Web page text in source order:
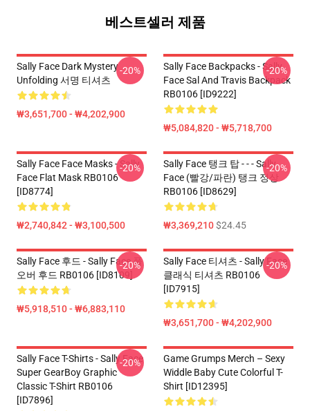
베스트셀러 제품
Sally Face Dark Mystery
Unfolding 서명 티셔츠
₩3,651,700 - ₩4,202,900
-20%
Sally Face Backpacks - Sally
Face Sal And Travis Backpack
RB0106 [ID9222]
₩5,084,820 - ₩5,718,700
-20%
Sally Face Face Masks - Sally
Face Flat Mask RB0106
[ID8774]
₩2,740,842 - ₩3,100,500
-20%
Sally Face 탱크 탑 - - - Sally
Face (빨강/파란) 탱크 정상
RB0106 [ID8629]
₩3,369,210$24.45
-20%
Sally Face 후드 - Sally Face 풀
오버 후드 RB0106 [ID8109]
₩5,918,510 - ₩6,883,110
-20%
Sally Face 티셔츠 - Sally Face
클래식 티셔츠 RB0106
[ID7915]
₩3,651,700 - ₩4,202,900
-20%
Sally Face T-Shirts - Sally Face
Super GearBoy Graphic
Classic T-Shirt RB0106
[ID7896]
-20%
Game Grumps Merch – Sexy
Widdle Baby Cute Colorful T-
Shirt [ID12395]